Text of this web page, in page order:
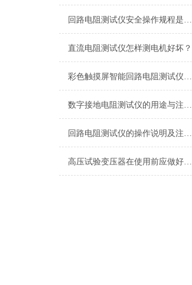
回路电阻测试仪安全操作规程是怎样的?
直流电阻测试仪怎样测电机好坏？
彩色触摸屏智能回路电阻测试仪如何选择
数字接地电阻测试仪的用途与注意事项
回路电阻测试仪的操作说明及注意事项
高压试验变压器在使用前应做好充分的准备工作